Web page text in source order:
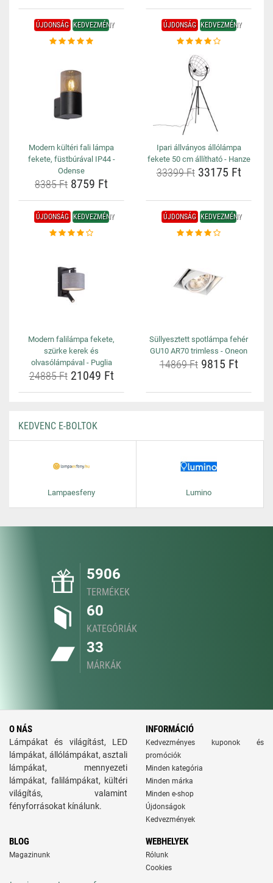
ÚJDONSÁG KEDVEZMÉNY
Modern kültéri fali lámpa
fekete, füstbúrával IP44 -
Odense
8385 Ft 8759 Ft
ÚJDONSÁG KEDVEZMÉNY
Ipari állványos állólámpa
fekete 50 cm állítható - Hanze
33399 Ft33175 Ft
ÚJDONSÁG KEDVEZMÉNY
Modern falilámpa fekete,
szürke kerek és
olvasólámpával - Puglia
24885 Ft21049 Ft
ÚJDONSÁG KEDVEZMÉNY
Süllyesztett spotlámpa fehér
GU10 AR70 trimless - Oneon
14869 Ft9815 Ft
KEDVENC E-BOLTOK
Lampaesfeny Lumino
5906
TERMÉKEK
60
KATEGÓRIÁK
33
MÁRKÁK
O NÁS
Lámpákat és világítást, LED
lámpákat, állólámpákat, asztali
lámpákat, mennyezeti
lámpákat, falilámpákat, kültéri
világítás, valamint
fényforrásokat kínálunk.
INFORMÁCIÓ
Kedvezményes kuponok és
promóciók
Minden kategória
Minden márka
Minden e-shop
Újdonságok
Kedvezmények
BLOG
Magazinunk
WEBHELYEK
Rólunk
Cookies